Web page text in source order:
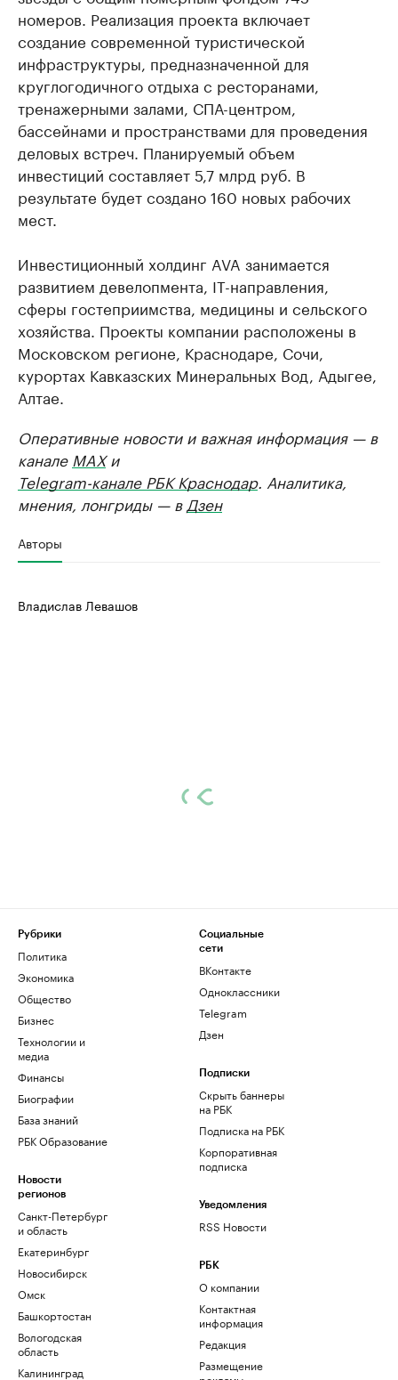
номеров. Реализация проекта включает
создание современной туристической
инфраструктуры, предназначенной для
круглогодичного отдыха с ресторанами,
тренажерными залами, СПА-центром,
бассейнами и пространствами для проведения
деловых встреч. Планируемый объем
инвестиций составляет 5,7 млрд руб. В
результате будет создано 160 новых рабочих
мест.
Инвестиционный холдинг AVA занимается
развитием девелопмента, IT-направления,
сферы гостеприимства, медицины и сельского
хозяйства. Проекты компании расположены в
Московском регионе, Краснодаре, Сочи,
курортах Кавказских Минеральных Вод, Адыгее,
Алтае.
Оперативные новости и важная информация — в
канале MAXи
Telegram-канале РБК Краснодар. Аналитика,
мнения, лонгриды — в Дзен
Авторы
Владислав Левашов
Рубрики
Политика
Экономика
Общество
Бизнес
Технологии и
медиа
Финансы
Биографии
База знаний
РБК Образование
Новости
регионов
Санкт-Петербург
и область
Екатеринбург
Новосибирск
Омск
Башкортостан
Вологодская
область
Калининград
Социальные
сети
ВКонтакте
Одноклассники
Telegram
Дзен
Подписки
Скрыть баннеры
на РБК
Подписка на РБК
Корпоративная
подписка
Уведомления
RSS Новости
РБК
О компании
Контактная
информация
Редакция
Размещение